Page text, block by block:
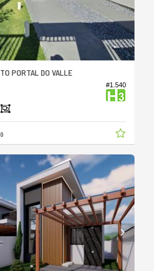
#1.540
PORTAL DO VALLE